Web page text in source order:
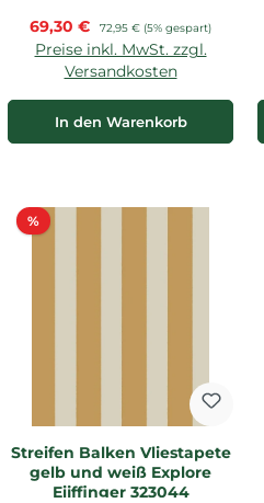
Verkaufspreis:
69,30 € Regulärer Preis:
72,95 € (5% gespart)
Preise inkl. MwSt. zzgl.
Versandkosten
In den Warenkorb
%Rabatt
Streifen Balken Vliestapete
gelb und weiß Explore
Eijffinger 323044